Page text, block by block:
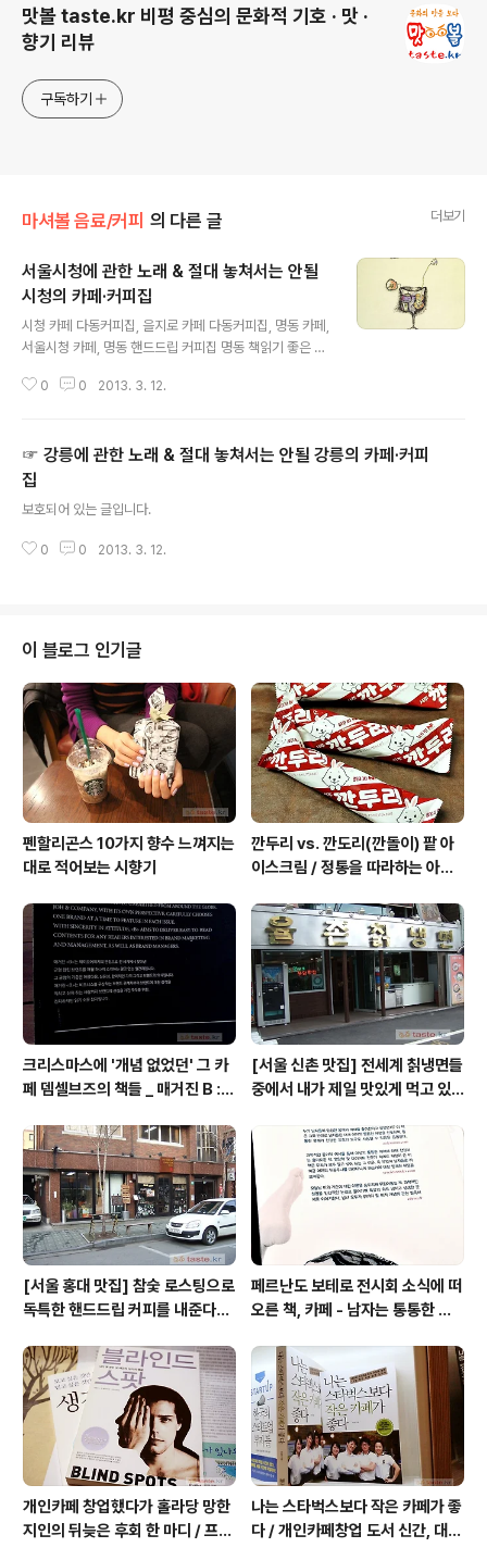
맛볼 taste.kr 비평 중심의 문화적 기호 · 맛 ·
향기 리뷰
구독하기
마셔볼 음료/커피 의 다른 글 더보기
서울시청에 관한 노래 & 절대 놓쳐서는 안될
시청의 카페·커피집
시청 카페 다동커피집, 을지로 카페 다동커피집, 명동 카페,
서울시청 카페, 명동 핸드드립 커피집 명동 책읽기 좋은 카
페 커피집 추천, 종로 핸드드립 시청앞 지하철역에서 / 동물
를 지닌 곳을 선정하며, 남들이, 좋다 유명하다 어떻다 북치
고 장구치는 것도 모자라, 꽹과리에 랩까지 하는 견해는 고
려하지 않습니다. 글이 게재된 이후 해당 지역(주제)에서
신 글로 끌어올려집니다. 처음 발표된 원곡만 소개하며, 해
0 0 2013. 3. 12.
☞ 강릉에 관한 노래 & 절대 놓쳐서는 안될 강릉의 카페·커피
집
보호되어 있는 글입니다.
0 0 2013. 3. 12.
이 블로그 인기글
펜할리곤스 10가지 향수 느껴지는
대로 적어보는 시향기
깐두리 vs. 깐도리(깐돌이) 팥 아
이스크림 / 정통을 따라하는 아류
스크림
크리스마스에 '개념 없었던' 그 카
페 뎀셀브즈의 책들 _ 매거진 B :
커피
[서울 신촌 맛집] 전세계 칡냉면들
중에서 내가 제일 맛있게 먹고 있
[서울 홍대 맛집] 참숯 로스팅으로
독특한 핸드드립 커피를 내준다는
페르난도 보테로 전시회 소식에 떠
오른 책, 카페 - 남자는 통통한 여
개인카페 창업했다가 홀라당 망한
지인의 뒤늦은 후회 한 마디 / 프랜
나는 스타벅스보다 작은 카페가 좋
다 / 개인카페창업 도서 신간, 대전